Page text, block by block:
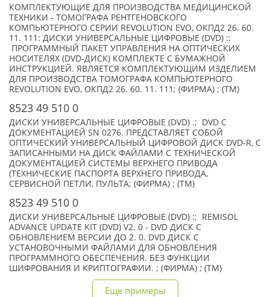
КОМПЛЕКТУЮЩИЕ ДЛЯ ПРОИЗВОДСТВА МЕДИЦИНСКОЙ
ТЕХНИКИ - ТОМОГРАФА РЕНТГЕНОВСКОГО
КОМПЬЮТЕРНОГО СЕРИИ REVOLUTION EVO, ОКПД2 26. 60.
11. 111: ДИСКИ УНИВЕРСАЛЬНЫЕ ЦИФРОВЫЕ (DVD) :;
ПРОГРАММНЫЙ ПАКЕТ УПРАВЛЕНИЯ НА ОПТИЧЕСКИХ
НОСИТЕЛЯХ (DVD-ДИСК) КОМПЛЕКТЕ С БУМАЖНОЙ
ИНСТРУКЦИЕЙ. ЯВЛЯЕТСЯ КОМПЛЕКТУЮЩИМ ИЗДЕЛИЕМ
ДЛЯ ПРОИЗВОДСТВА ТОМОГРАФА КОМПЬЮТЕРНОГО
REVOLUTION EVO, ОКПД2 26. 60. 11. 111; (ФИРМА) ; (TM)
8523 49 510 0
ДИСКИ УНИВЕРСАЛЬНЫЕ ЦИФРОВЫЕ (DVD) .; DVD С
ДОКУМЕНТАЦИЕЙ SN 0276. ПРЕДСТАВЛЯЕТ СОБОЙ
ОПТИЧЕСКИЙ УНИВЕРСАЛЬНЫЙ ЦИФРОВОЙ ДИСК DVD-R, С
ЗАПИСАННЫМИ НА ДИСК ФАЙЛАМИ С ТЕХНИЧЕСКОЙ
ДОКУМЕНТАЦИЕЙ СИСТЕМЫ ВЕРХНЕГО ПРИВОДА
(ТЕХНИЧЕСКИЕ ПАСПОРТА ВЕРХНЕГО ПРИВОДА,
СЕРВИСНОЙ ПЕТЛИ, ПУЛЬТА; (ФИРМА) ; (TM)
8523 49 510 0
ДИСКИ УНИВЕРСАЛЬНЫЕ ЦИФРОВЫЕ (DVD) :; REMISOL
ADVANCE UPDATE KIT (DVD) V2. 0 - DVD ДИСК С
ОБНОВЛЕНИЕМ ВЕРСИИ ДО 2. 0. DVD ДИСК С
УСТАНОВОЧНЫМИ ФАЙЛАМИ ДЛЯ ОБНОВЛЕНИЯ
ПРОГРАММНОГО ОБЕСПЕЧЕНИЯ. БЕЗ ФУНКЦИИ
ШИФРОВАНИЯ И КРИПТОГРАФИИ. ; (ФИРМА) ; (TM)
Еще примеры